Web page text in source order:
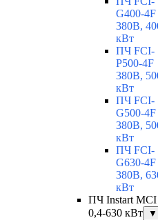
G400-4F
380В,
кВт
ПЧ FCI-
P500-4F
380В,
кВт
ПЧ FCI-
G500-4F
380В,
кВт
ПЧ FCI-
G630-4F
380В,
кВт
ПЧ Instart MCI
0,4-630 кВт
▼